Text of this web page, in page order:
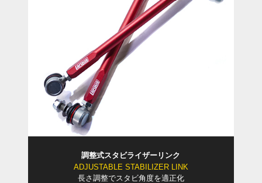
調整式スタビライザーリンク
ADJUSTABLE STABILIZER LINK
長さ調整でスタビ角度を適正化